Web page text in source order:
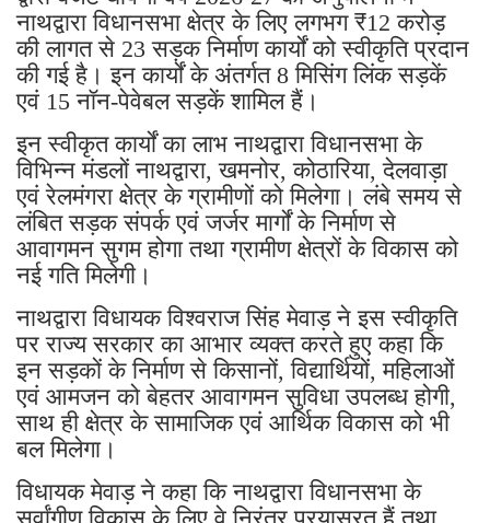
नाथद्वारा विधानसभा क्षेत्र के लिए लगभग ₹12 करोड़
की लागत से 23 सड़क निर्माण कार्यों को स्वीकृति प्रदान
की गई है। इन कार्यों के अंतर्गत 8 मिसिंग लिंक सड़कें
एवं 15 नॉन-पेवेबल सड़कें शामिल हैं।
इन स्वीकृत कार्यों का लाभ नाथद्वारा विधानसभा के
विभिन्न मंडलों नाथद्वारा, खमनोर, कोठारिया, देलवाड़ा
एवं रेलमंगरा क्षेत्र के ग्रामीणों को मिलेगा। लंबे समय से
लंबित सड़क संपर्क एवं जर्जर मार्गों के निर्माण से
आवागमन सुगम होगा तथा ग्रामीण क्षेत्रों के विकास को
नई गति मिलेगी।
नाथद्वारा विधायक विश्वराज सिंह मेवाड़ ने इस स्वीकृति
पर राज्य सरकार का आभार व्यक्त करते हुए कहा कि
इन सड़कों के निर्माण से किसानों, विद्यार्थियों, महिलाओं
एवं आमजन को बेहतर आवागमन सुविधा उपलब्ध होगी,
साथ ही क्षेत्र के सामाजिक एवं आर्थिक विकास को भी
बल मिलेगा।
विधायक मेवाड़ ने कहा कि नाथद्वारा विधानसभा के